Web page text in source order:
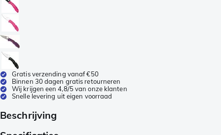
Gratis verzending vanaf €50
Binnen 30 dagen gratis retourneren
Wij krijgen een 4,8/5 van onze klanten
Snelle levering uit eigen voorraad
Beschrijving